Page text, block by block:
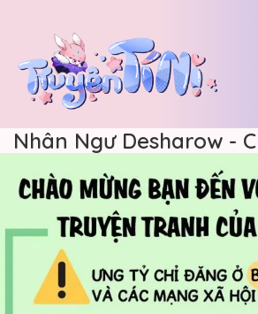
Nhân Ngư Desharow -